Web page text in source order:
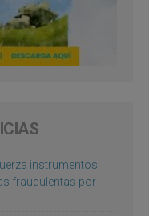
instrumentos
fraudulentas por